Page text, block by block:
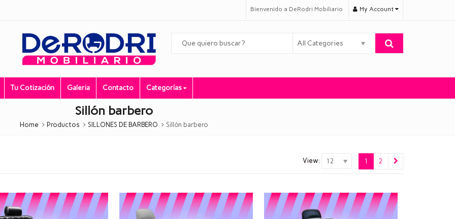
Bienvenido a DeRodri Mobiliario My Account
All Categories
Tu Cotización Galeria Contacto Categorías
Sillón barbero
Home Productos SILLONES DE BARBERO Sillón barbero
View: 12 1 2